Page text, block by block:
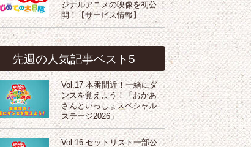
ジナルアニメの映像を初公
開！【サービス情報】
先週の人気記事ベスト5
Vol.17 本番間近！一緒にダ
ンスを覚えよう！「おかあ
さんといっしょスペシャル
ステージ2026」
Vol.16 セットリスト一部公